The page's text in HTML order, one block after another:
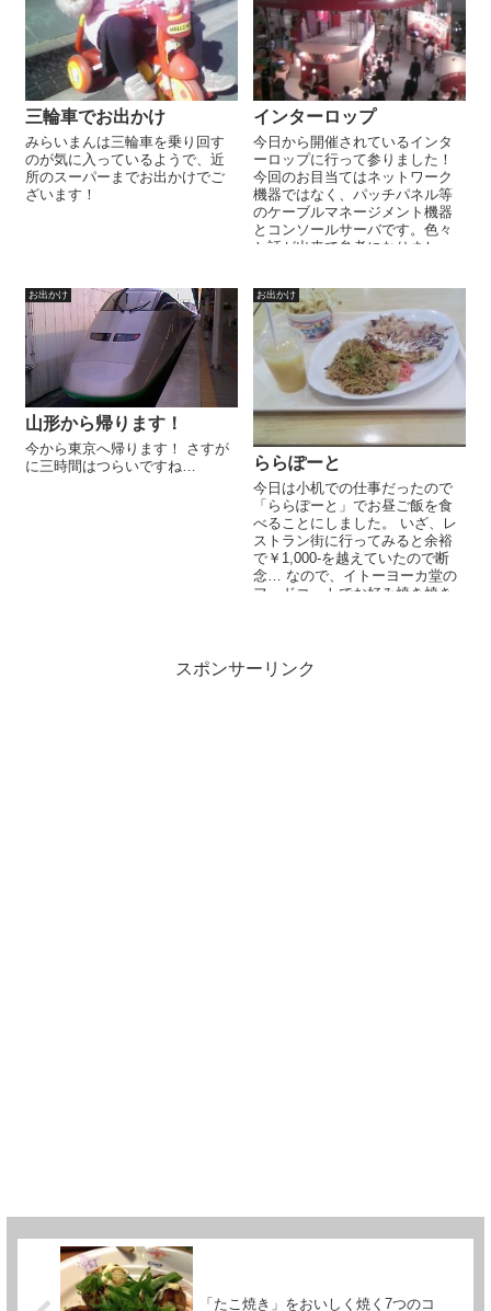
三輪車でお出かけ
みらいまんは三輪車を乗り回す
のが気に入っているようで、近
所のスーパーまでお出かけでご
ざいます！
インターロップ
今日から開催されているインタ
ーロップに行って参りました！
今回のお目当てはネットワーク
機器ではなく、パッチパネル等
のケーブルマネージメント機器
とコンソールサーバです。色々
と話が出来て参考になりまし
お出かけ
山形から帰ります！
今から東京へ帰ります！ さすが
に三時間はつらいですね…
お出かけ
ららぽーと
今日は小机での仕事だったので
「ららぽーと」でお昼ご飯を食
べることにしました。 いざ、レ
ストラン街に行ってみると余裕
で￥1,000-を越えていたので断
念… なので、イトーヨーカ堂の
フードコートでお好み焼き焼き
スポンサーリンク
「たこ焼き」をおいしく焼く7つのコ